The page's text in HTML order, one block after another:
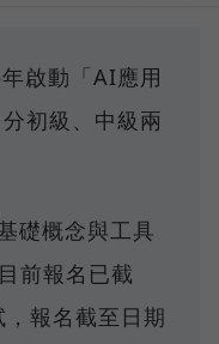
啟動「AI應用
初級、中級兩
礎概念與工具
前報名已截
報名截至日期